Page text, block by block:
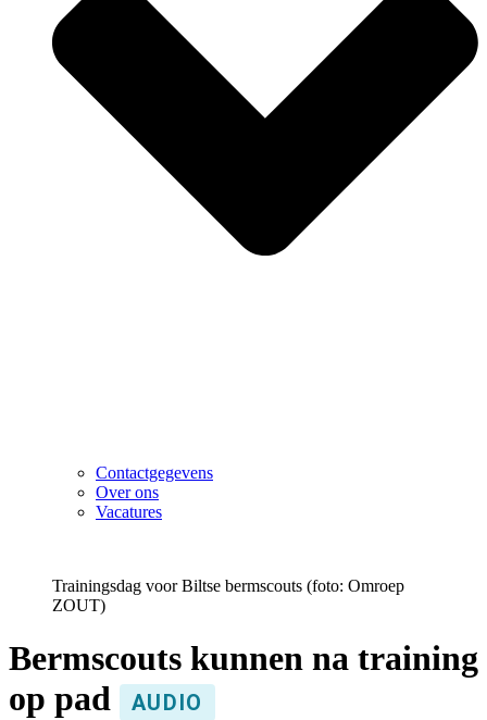
Contactgegevens
Over ons
Vacatures
Trainingsdag voor Biltse bermscouts (foto: Omroep
ZOUT)
Bermscouts kunnen na training
op pad
AUDIO